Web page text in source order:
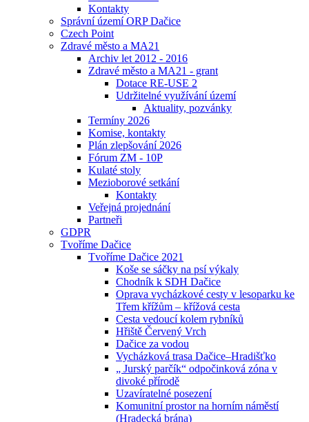
Kontakty
Správní území ORP Dačice
Czech Point
Zdravé město a MA21
Archiv let 2012 - 2016
Zdravé město a MA21 - grant
Dotace RE-USE 2
Udržitelné využívání území
Aktuality, pozvánky
Termíny 2026
Komise, kontakty
Plán zlepšování 2026
Fórum ZM - 10P
Kulaté stoly
Mezioborové setkání
Kontakty
Veřejná projednání
Partneři
GDPR
Tvoříme Dačice
Tvoříme Dačice 2021
Koše se sáčky na psí výkaly
Chodník k SDH Dačice
Oprava vycházkové cesty v lesoparku ke
Třem křížům – křížová cesta
Cesta vedoucí kolem rybníků
Hřiště Červený Vrch
Dačice za vodou
Vycházková trasa Dačice–Hradišťko
„ Jurský parčík“ odpočinková zóna v
divoké přírodě
Uzavíratelné posezení
Komunitní prostor na horním náměstí
(Hradecká brána)